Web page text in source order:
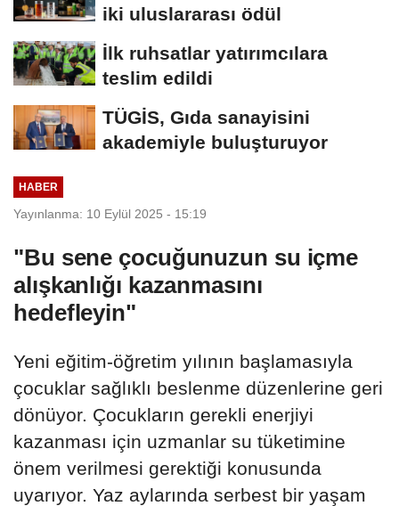
iki uluslararası ödül
İlk ruhsatlar yatırımcılara
teslim edildi
TÜGİS, Gıda sanayisini
akademiyle buluşturuyor
HABER
Yayınlanma: 10 Eylül 2025 - 15:19
"Bu sene çocuğunuzun su içme
alışkanlığı kazanmasını
hedefleyin"
Yeni eğitim-öğretim yılının başlamasıyla
çocuklar sağlıklı beslenme düzenlerine geri
dönüyor. Çocukların gerekli enerjiyi
kazanması için uzmanlar su tüketimine
önem verilmesi gerektiği konusunda
uyarıyor. Yaz aylarında serbest bir yaşam